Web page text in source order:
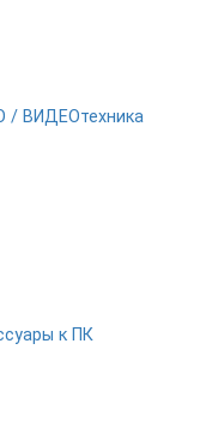
/ ВИДЕОтехника
к ПК